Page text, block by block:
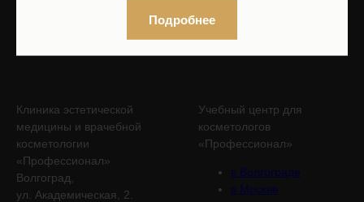
Клиника эстетической
медицины и врачебной
косметологии
«Профессионал»
Волгоград,
ул. Академическая, 2.
Учебный центр для
косметологов
«Профессионал»
в Волгограде
в Москве
Подробнее